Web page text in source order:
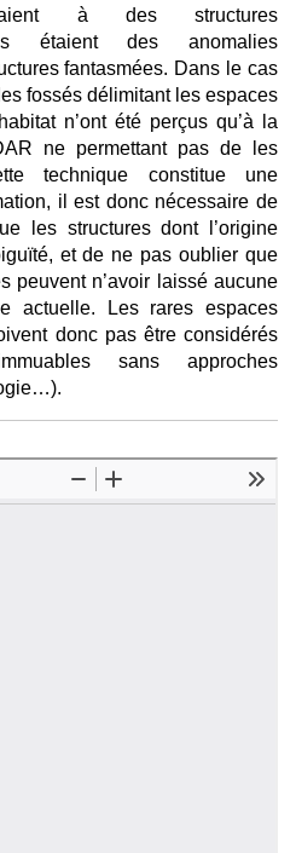
à des structures
étaient des anomalies
fantasmées. Dans le cas
fossés délimitant les espaces
n’ont été perçus qu’à la
ne permettant pas de les
technique constitue une
il est donc nécessaire de
les structures dont l’origine
et de ne pas oublier que
peuvent n’avoir laissé aucune
actuelle. Les rares espaces
donc pas être considérés
sans approches